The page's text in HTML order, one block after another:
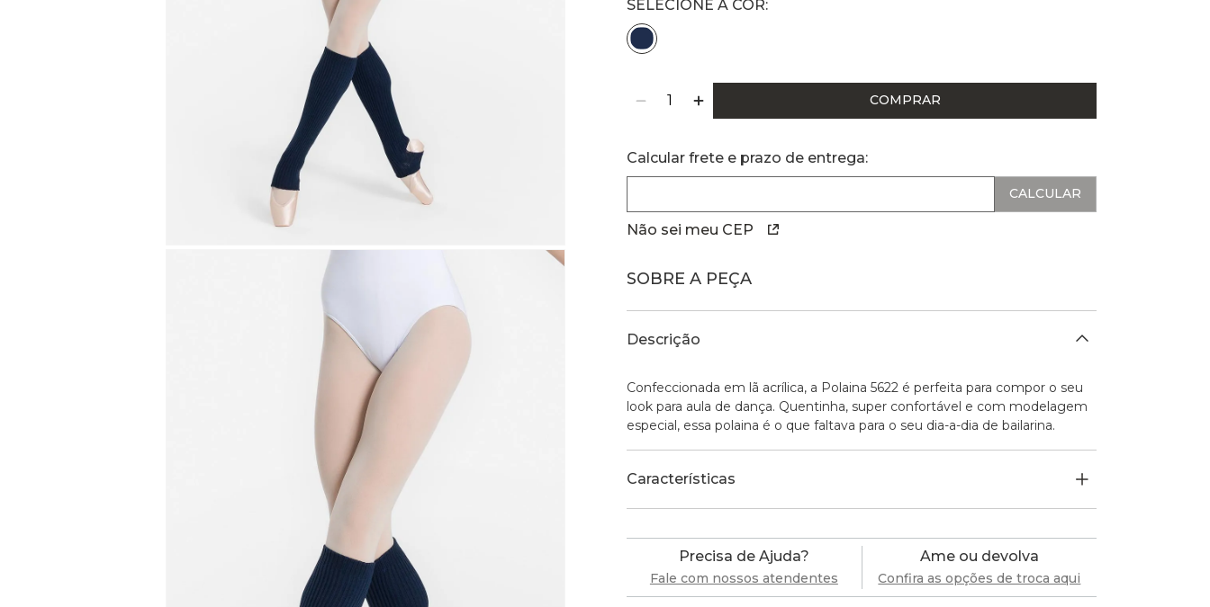
COMPRAR
Calcular frete e prazo de entrega:
Não sei meu CEP
SOBRE A PEÇA
Descrição
Confeccionada em lã acrílica, a Polaina 5622 é perfeita para compor o seu
look para aula de dança. Quentinha, super confortável e com modelagem
especial, essa polaina é o que faltava para o seu dia-a-dia de bailarina.
Características
Precisa de Ajuda?
Fale com nossos atendentes
Ame ou devolva
Confira as opções de troca aqui